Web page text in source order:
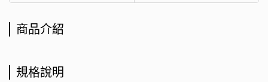
商品介紹
規格說明